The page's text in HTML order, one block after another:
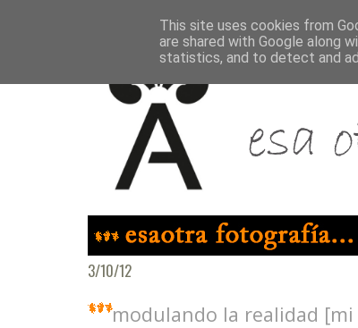
3/10/12
modulando la realidad
This site uses cookies from
are shared with Google along
statistics, and to detect and